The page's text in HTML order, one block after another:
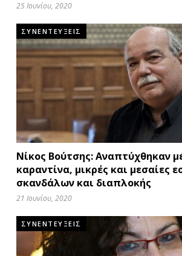
25 Ιουνίου, 2020
ΣΥΝΕΝΤΕΥΞΕΙΣ
Νίκος Βούτσης: Αναπτύχθηκαν
καραντίνα, μικρές και μεσαίες
σκανδάλων και διαπλοκής
21 Ιουνίου, 2020
ΣΥΝΕΝΤΕΥΞΕΙΣ